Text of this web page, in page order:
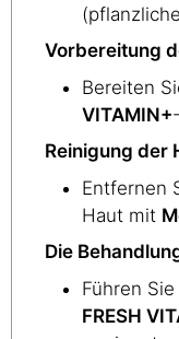
Vorbereitung
Bereiten
VITAMIN+
Reinigung der
Entfernen
Haut mit
Die
Führen
FRESH